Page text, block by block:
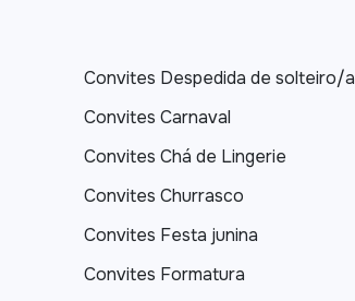
Convites Despedida de solteiro/a
Convites Carnaval
Convites Chá de Lingerie
Convites Churrasco
Convites Festa junina
Convites Formatura